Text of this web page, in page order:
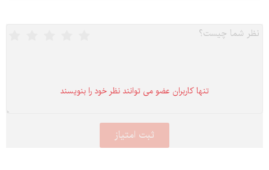
تنها كاربران عضو می توانند نظر خود را بنویسند